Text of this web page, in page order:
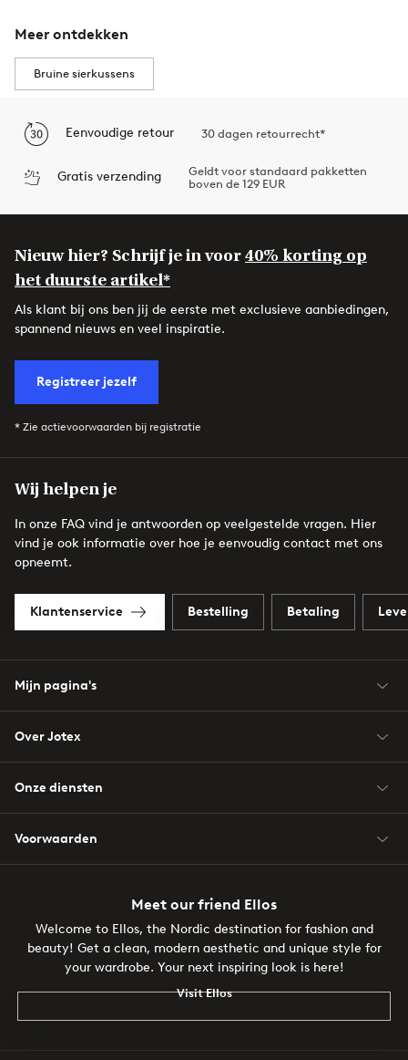
Meer ontdekken
Bruine sierkussens
Eenvoudige retour 30 dagen retourrecht*
Gratis verzending
Geldt voor standaard pakketten
boven de 129 EUR
Nieuw hier? Schrijf je in voor40% korting op
het duurste artikel*
Als klant bij ons ben jij de eerste met exclusieve aanbiedingen,
spannend nieuws en veel inspiratie.
Registreer jezelf
* Zie actievoorwaarden bij registratie
Wij helpen je
In onze FAQ vind je antwoorden op veelgestelde vragen. Hier
vind je ook informatie over hoe je eenvoudig contact met ons
opneemt.
Klantenservice Bestelling Betaling
Mijn pagina's
Over Jotex
Onze diensten
Voorwaarden
Meet our friend Ellos
Welcome to Ellos, the Nordic destination for fashion and
beauty! Get a clean, modern aesthetic and unique style for
your wardrobe. Your next inspiring look is here!
Visit Ellos